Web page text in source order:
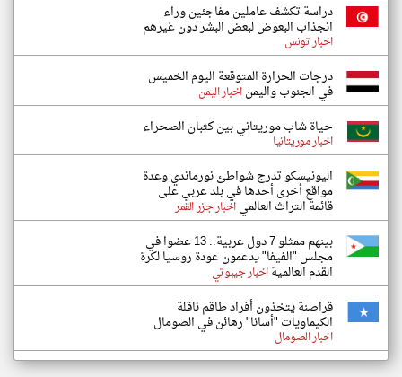
دراسة تكشف عاملين مفاجئين وراء
انجذاب البعوض لبعض البشر دون غيرهم
اخبار تونس
درجات الحرارة المتوقعة اليوم الخميس
في الجنوب واليمناخبار اليمن
حياة شاب موريتاني بين كثبان الصحراء
اخبار موريتانيا
اليونيسكو تدرج شواطئ نورماندي وعدة
مواقع أخرى أحدها في بلد عربي على
قائمة التراث العالمياخبار جزر القمر
بينهم ممثلو 7 دول عربية.. 13 عضوا في
مجلس "الفيفا" يدعمون عودة روسيا لكرة
القدم العالميةاخبار جيبوتي
قراصنة يتخذون أفراد طاقم ناقلة
الكيماويات "أسانا" رهائن في الصومال
اخبار الصومال